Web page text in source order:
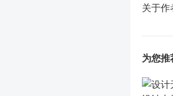
关于作
为您推